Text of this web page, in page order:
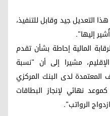
التعديل جيد وقابل للتنفيذ،
إليها".
المالية إحاطة بشأن تقدم
مشيرا إلى أن "نسبة
في المصارف المعتمدة لدى البنك المركزي
نهائي لإنجاز البطاقات
الرواتب".